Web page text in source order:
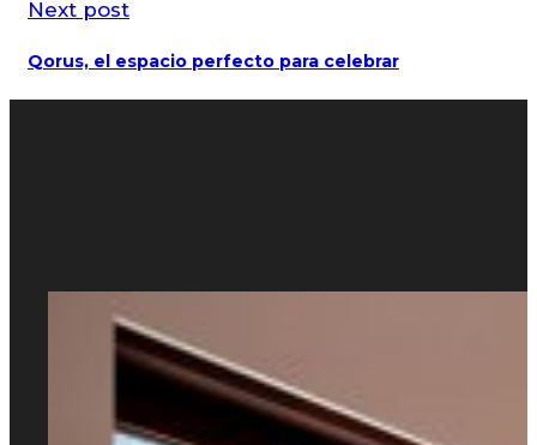
Next post
Qorus, el espacio perfecto para celebrar